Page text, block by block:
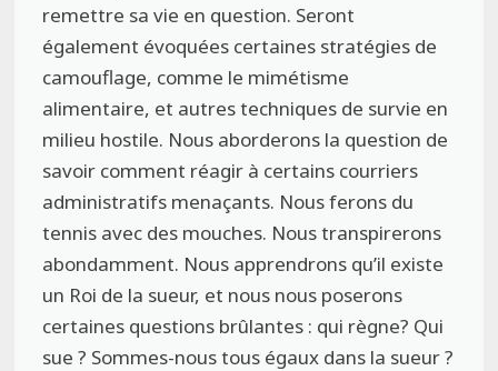
remettre sa vie en question. Seront
également évoquées certaines stratégies de
camouflage, comme le mimétisme
alimentaire, et autres techniques de survie en
milieu hostile. Nous aborderons la question de
savoir comment réagir à certains courriers
administratifs menaçants. Nous ferons du
tennis avec des mouches. Nous transpirerons
abondamment. Nous apprendrons qu’il existe
un Roi de la sueur, et nous nous poserons
certaines questions brûlantes : qui règne? Qui
sue ? Sommes-nous tous égaux dans la sueur ?